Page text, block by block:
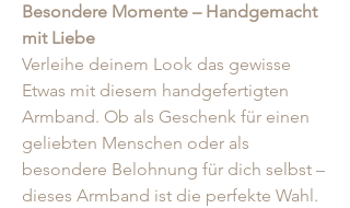
Besondere Momente – Handgemacht
mit Liebe
Verleihe deinem Look das gewisse
Etwas mit diesem handgefertigten
Armband. Ob als Geschenk für einen
geliebten Menschen oder als
besondere Belohnung für dich selbst –
dieses Armband ist die perfekte Wahl.